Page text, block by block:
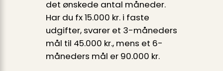
det ønskede antal måneder.
Har du fx 15.000 kr. i faste
udgifter, svarer et 3-måneders
mål til 45.000 kr., mens et 6-
måneders mål er 90.000 kr.